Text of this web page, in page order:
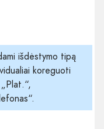
išdėstymo tipą
koreguoti